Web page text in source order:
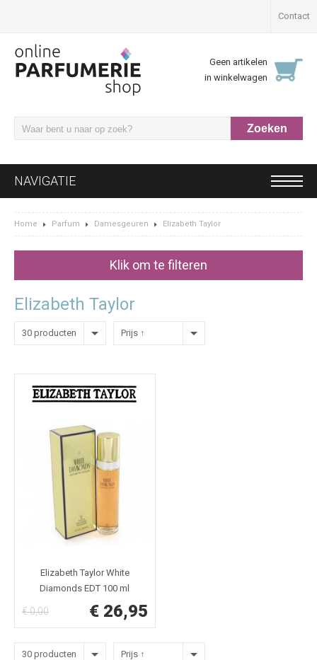
Contact
Geen artikelen
in winkelwagen
NAVIGATIE
Home Parfum Damesgeuren Elizabeth Taylor
Klik om te filteren
Elizabeth Taylor
30 producten Prijs ↑
Elizabeth Taylor White
Diamonds EDT 100 ml
€ 0,00 € 26,95
30 producten Prijs ↑